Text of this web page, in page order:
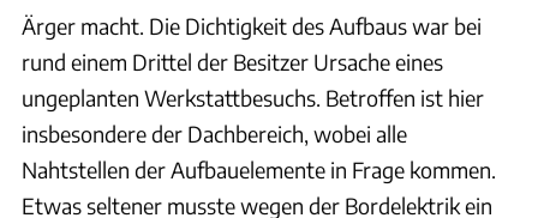
Ärger macht. Die Dichtigkeit des Aufbaus war bei
rund einem Drittel der Besitzer Ursache eines
ungeplanten Werkstattbesuchs. Betroffen ist hier
insbesondere der Dachbereich, wobei alle
Nahtstellen der Aufbauelemente in Frage kommen.
Etwas seltener musste wegen der Bordelektrik ein